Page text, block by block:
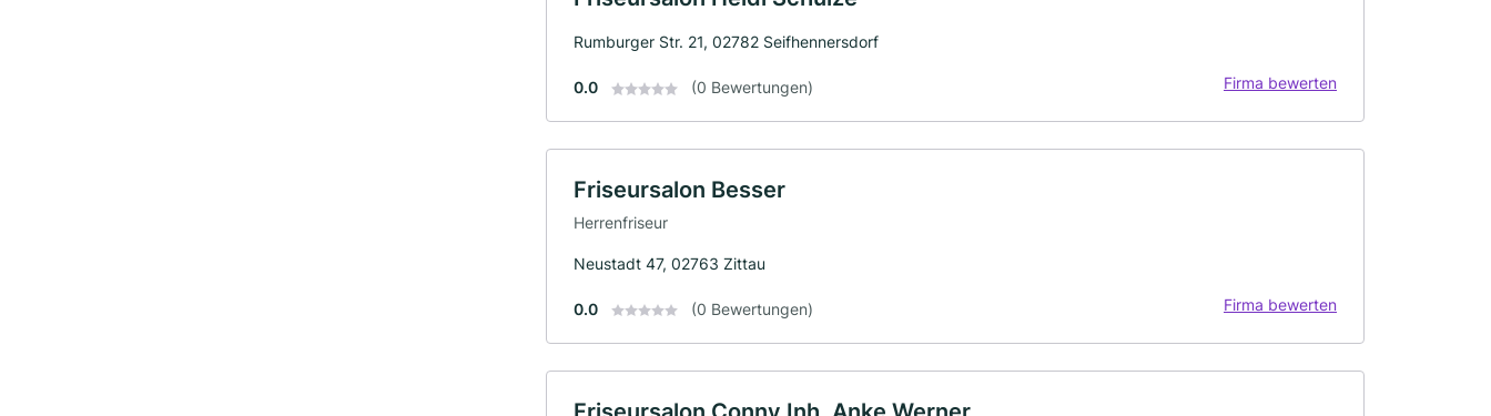
Rumburger Str. 21, 02782 Seifhennersdorf
0.0 (0 Bewertungen) Firma bewerten
Friseursalon Besser
Herrenfriseur
Neustadt 47, 02763 Zittau
0.0 (0 Bewertungen) Firma bewerten